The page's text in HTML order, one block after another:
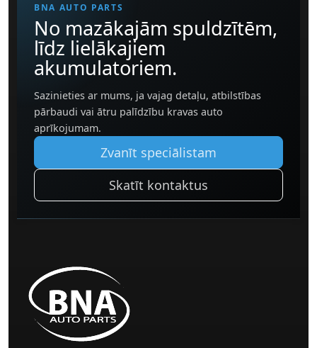
BNA AUTO PARTS
No mazākajām spuldzītēm,
līdz lielākajiem
akumulatoriem.
Sazinieties ar mums, ja vajag detaļu, atbilstības
pārbaudi vai ātru palīdzību kravas auto
aprīkojumam.
Zvanīt speciālistam
Skatīt kontaktus